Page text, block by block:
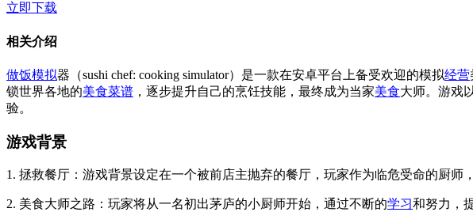
立即下载
相关介绍
做饭模拟器（sushi chef: cooking simulator）是一款在安卓平台上备受欢迎的模拟经营
锁世界各地的美食菜谱 ，逐步提升自己的烹饪技能，最终成为当家美食大师。游戏
验。
游戏背景
1. 拯救餐厅：游戏背景设定在一个被前店主抛弃的餐厅，玩家作为临危受命的厨
2. 美食大师之路：玩家将从一名初出茅庐的小厨师开始，通过不断的学习和努力，